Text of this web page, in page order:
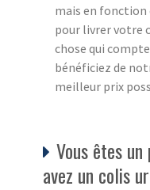
mais en fonction
pour livrer votre
chose qui
bénéficiez de
meilleur prix
Vous êtes
avez un colis